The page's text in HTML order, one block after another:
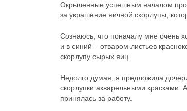
Окрыленные успешным началом
за украшение яичной скорлупы,
Сознаюсь, что поначалу мне очень
и в синий – отваром листьев
скорлупу сырых яиц.
Недолго думая, я предложила
скорлупки акварельными красками.
принялась за работу.